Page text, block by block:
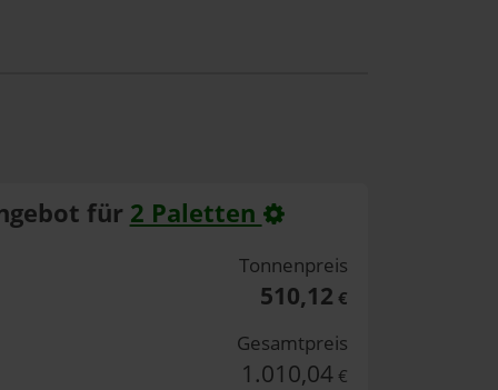
für 2 Paletten
Tonnenpreis
510,12 €
Gesamtpreis
1.010,04 €